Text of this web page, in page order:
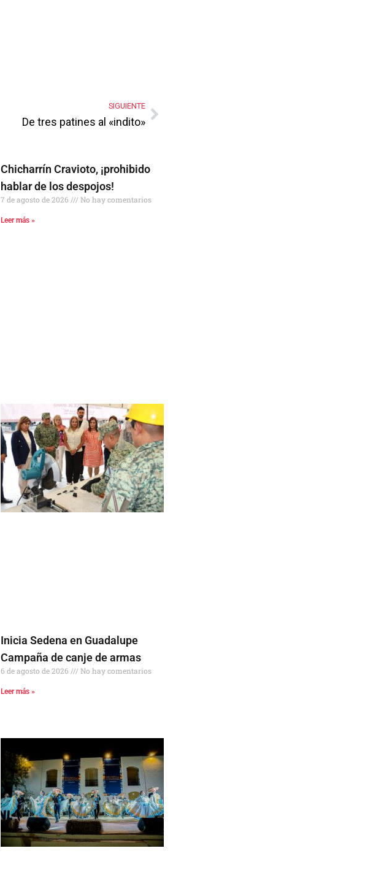
SIGUIENTE
De tres patines al «indito»
Chicharrín Cravioto, ¡prohibido
hablar de los despojos!
7 de agosto de 2026 No hay comentarios
Leer más »
Inicia Sedena en Guadalupe
Campaña de canje de armas
6 de agosto de 2026 No hay comentarios
Leer más »